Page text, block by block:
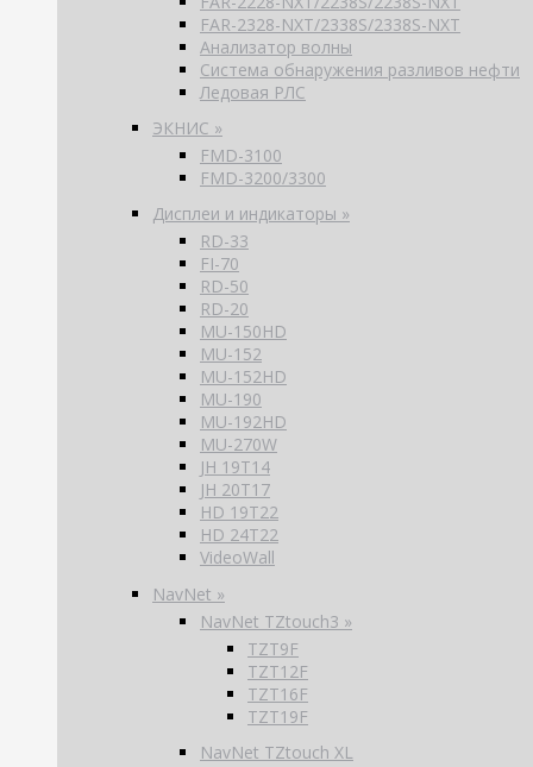
FAR-2328-NXT/2338S/2338S-NXT
Анализатор волны
Система обнаружения разливов нефти
Ледовая РЛС
ЭКНИС »
FMD-3100
FMD-3200/3300
Дисплеи и индикаторы »
RD-33
FI-70
RD-50
RD-20
MU-150HD
MU-152
MU-152HD
MU-190
MU-192HD
MU-270W
JH 19T14
JH 20T17
HD 19T22
HD 24T22
VideoWall
NavNet »
NavNet TZtouch3 »
TZT9F
TZT12F
TZT16F
TZT19F
NavNet TZtouch XL